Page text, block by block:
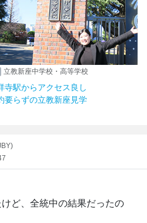
立教新座中学校・高等学校
寺駅からアクセス良し
要らずの立教新座見学
ど、全統中の結果だったの